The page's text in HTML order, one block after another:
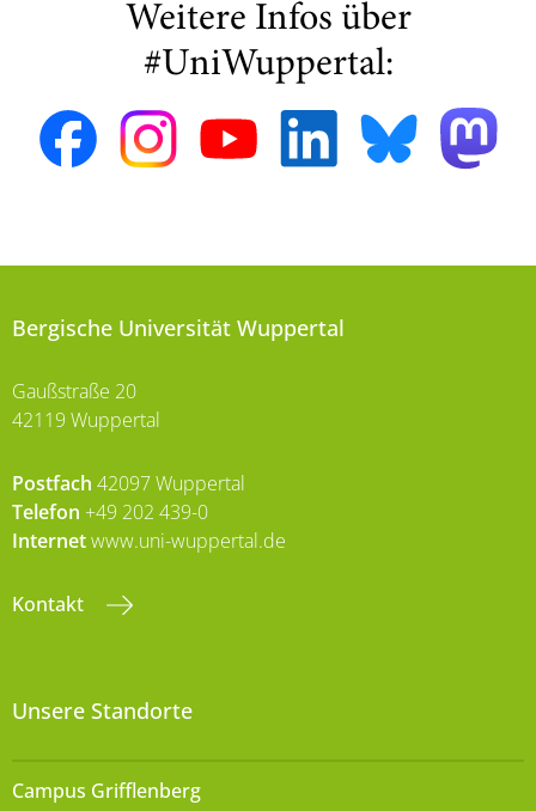
Weitere Infos über
#UniWuppertal:
Bergische Universität Wuppertal
Gaußstraße 20
42119 Wuppertal
Postfach 42097 Wuppertal
Telefon +49 202 439-0
Internetwww.uni-wuppertal.de
Kontakt
Unsere Standorte
Campus Grifflenberg